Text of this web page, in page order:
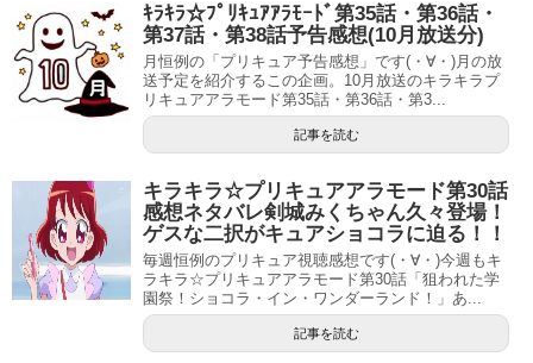
ｷﾗｷﾗ☆ﾌﾟﾘｷｭｱｱﾗﾓｰﾄﾞ第35話・第36話・
第37話・第38話予告感想(10月放送分)
月恒例の「プリキュア予告感想」です(・∀・)月の放
送予定を紹介するこの企画。10月放送のキラキラプ
リキュアアラモード第35話・第36話・第3...
記事を読む
キラキラ☆プリキュアアラモード第30話
感想ネタバレ剣城みくちゃん久々登場！
ゲスな二択がキュアショコラに迫る！！
毎週恒例のプリキュア視聴感想です(・∀・)今週もキ
ラキラ☆プリキュアアラモード第30話「狙われた学
園祭！ショコラ・イン・ワンダーランド！」あ...
記事を読む